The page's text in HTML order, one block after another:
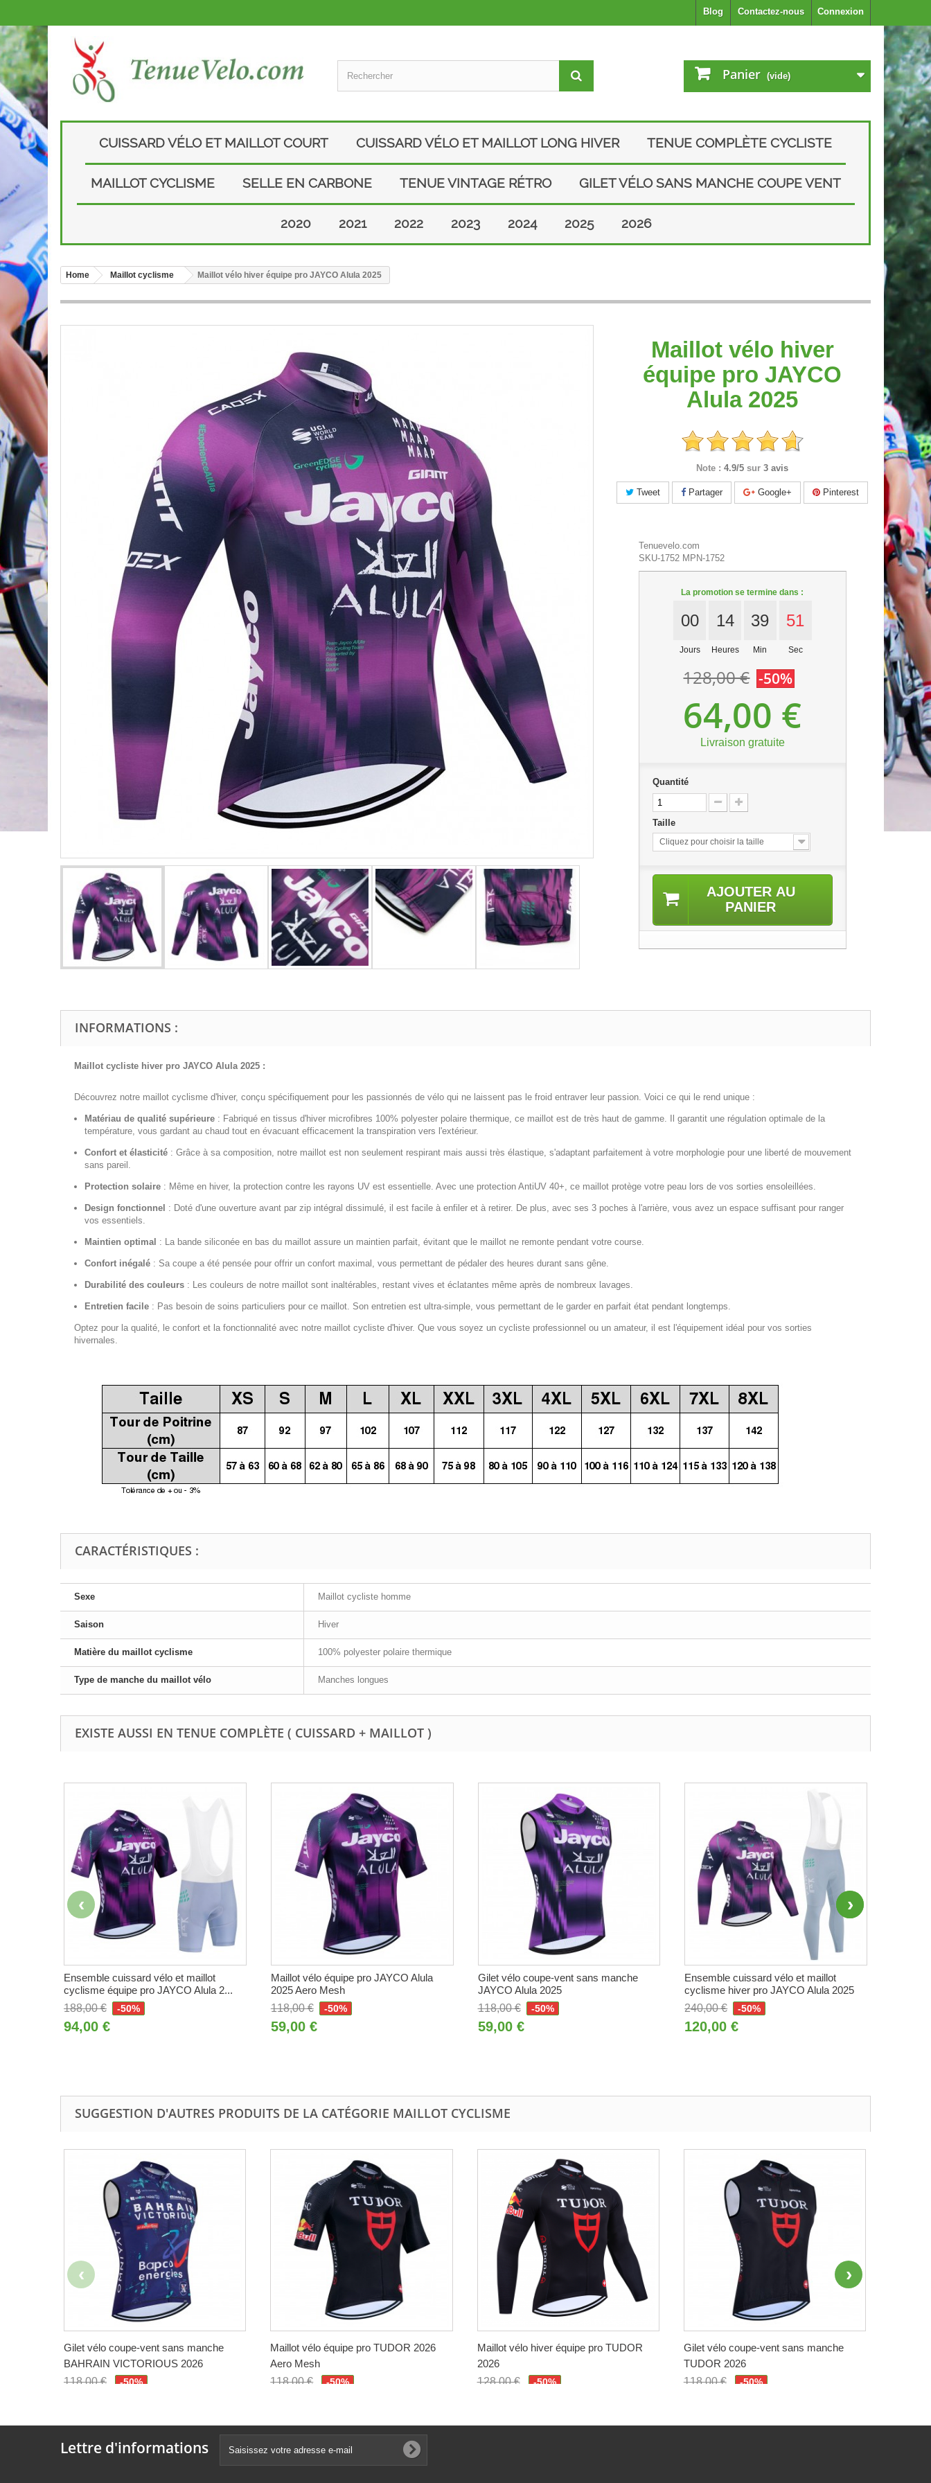
Connexion
Contactez-nous
Blog
Panier (vide)
CUISSARD VÉLO ET MAILLOT COURT CUISSARD VÉLO ET MAILLOT LONG HIVER TENUE COMPLÈTE CYCLISTE
MAILLOT CYCLISME SELLE EN CARBONE TENUE VINTAGE RÉTRO GILET VÉLO SANS MANCHE COUPE VENT
2020 2021 2022 2023 2024 2025 2026
Home Maillot cyclisme Maillot vélo hiver équipe pro JAYCO Alula 2025
Maillot vélo hiver
équipe pro JAYCO
Alula 2025
Note : 4.9/5sur3 avis
Tweet Partager Google+ Pinterest
Tenuevelo.com
SKU-1752 MPN-1752
La promotion se termine dans :
00
Jours
14
Heures
39
Min
50
Sec
128,00 € -50%
64,00 €
Livraison gratuite
Quantité
Taille
Cliquez pour choisir la taille
AJOUTER AU
PANIER
INFORMATIONS :
Maillot cycliste hiver pro JAYCO Alula 2025 :
Découvrez notre maillot cyclisme d'hiver, conçu spécifiquement pour les passionnés de vélo qui ne laissent pas le froid entraver leur passion. Voici ce qui le rend unique :
Matériau de qualité supérieure : Fabriqué en tissus d'hiver microfibres 100% polyester polaire thermique, ce maillot est de très haut de gamme. Il garantit une régulation optimale de la
température, vous gardant au chaud tout en évacuant efficacement la transpiration vers l'extérieur.
Confort et élasticité : Grâce à sa composition, notre maillot est non seulement respirant mais aussi très élastique, s'adaptant parfaitement à votre morphologie pour une liberté de mouvement
sans pareil.
Protection solaire : Même en hiver, la protection contre les rayons UV est essentielle. Avec une protection AntiUV 40+, ce maillot protège votre peau lors de vos sorties ensoleillées.
Design fonctionnel : Doté d'une ouverture avant par zip intégral dissimulé, il est facile à enfiler et à retirer. De plus, avec ses 3 poches à l'arrière, vous avez un espace suffisant pour ranger
vos essentiels.
Maintien optimal : La bande siliconée en bas du maillot assure un maintien parfait, évitant que le maillot ne remonte pendant votre course.
Confort inégalé : Sa coupe a été pensée pour offrir un confort maximal, vous permettant de pédaler des heures durant sans gêne.
Durabilité des couleurs : Les couleurs de notre maillot sont inaltérables, restant vives et éclatantes même après de nombreux lavages.
Entretien facile : Pas besoin de soins particuliers pour ce maillot. Son entretien est ultra-simple, vous permettant de le garder en parfait état pendant longtemps.
Optez pour la qualité, le confort et la fonctionnalité avec notre maillot cycliste d'hiver. Que vous soyez un cycliste professionnel ou un amateur, il est l'équipement idéal pour vos sorties
hivernales.
CARACTÉRISTIQUES :
Sexe Maillot cycliste homme
Saison Hiver
Matière du maillot cyclisme 100% polyester polaire thermique
Type de manche du maillot vélo Manches longues
EXISTE AUSSI EN TENUE COMPLÈTE ( CUISSARD + MAILLOT )
Ensemble cuissard vélo et maillot
cyclisme équipe pro JAYCO Alula 2...
188,00 €
-50%
94,00 €
Maillot vélo équipe pro JAYCO Alula
2025 Aero Mesh
118,00 €
-50%
59,00 €
Gilet vélo coupe-vent sans manche
JAYCO Alula 2025
118,00 €
-50%
59,00 €
Ensemble cuissard vélo et maillot
cyclisme hiver pro JAYCO Alula 2025
240,00 €
-50%
120,00 €
SUGGESTION D'AUTRES PRODUITS DE LA CATÉGORIE MAILLOT CYCLISME
Gilet vélo coupe-vent sans manche
BAHRAIN VICTORIOUS 2026
118,00 €
-50%
Maillot vélo équipe pro TUDOR 2026
Aero Mesh
118,00 €
-50%
Maillot vélo hiver équipe pro TUDOR
2026
128,00 €
-50%
Gilet vélo coupe-vent sans manche
TUDOR 2026
118,00 €
-50%
Lettre d'informations